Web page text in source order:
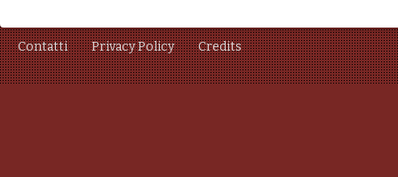
Contatti Privacy Policy Credits